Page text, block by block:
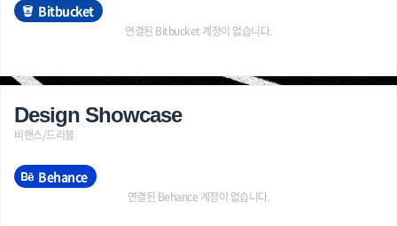
Bitbucket
연결된 Bitbucket 계정이 없습니다.
Design Showcase
비핸스/드리블
Behance
연결된 Behance 계정이 없습니다.